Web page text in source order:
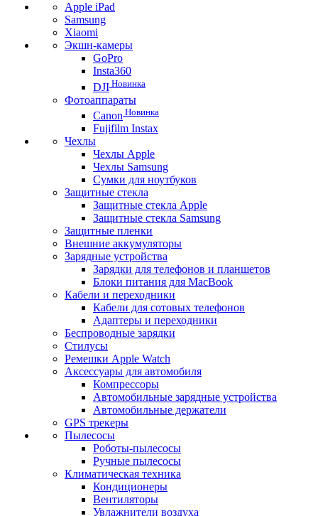
Apple iPad
Samsung
Xiaomi
Экшн-камеры
GoPro
Insta360
DJI Новинка
Фотоаппараты
Canon Новинка
Fujifilm Instax
Чехлы
Чехлы Apple
Чехлы Samsung
Сумки для ноутбуков
Защитные стекла
Защитные стекла Apple
Защитные стекла Samsung
Защитные пленки
Внешние аккумуляторы
Зарядные устройства
Зарядки для телефонов и планшетов
Блоки питания для MacBook
Кабели и переходники
Кабели для сотовых телефонов
Адаптеры и переходники
Беспроводные зарядки
Стилусы
Ремешки Apple Watch
Аксессуары для автомобиля
Компрессоры
Автомобильные зарядные устройства
Автомобильные держатели
GPS трекеры
Пылесосы
Роботы-пылесосы
Ручные пылесосы
Климатическая техника
Кондиционеры
Вентиляторы
Увлажнители воздуха